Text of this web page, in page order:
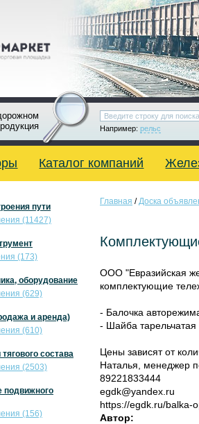
Например: рельс
Каталог компаний
Главная /Доска
ООО "Евразийская
комплектующие
- Балочка
- Шайба
Цены зависят от
Наталья, менеджер
89221833444
egdk@yandex.ru
https://egdk.ru/balka-
Автор:
пути
(11427)
(173)
оборудование
(629)
и аренда)
(610)
состава
(2503)
подвижного
(156)